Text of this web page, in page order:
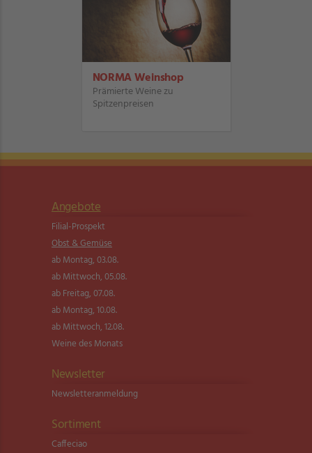
NORMA Weinshop
Prämierte Weine zu
Spitzenpreisen
Angebote
Filial-Prospekt
Obst & Gemüse
ab Montag, 03.08.
ab Mittwoch, 05.08.
ab Freitag, 07.08.
ab Montag, 10.08.
ab Mittwoch, 12.08.
Weine des Monats
Newsletter
Newsletter­anmeldung
Sortiment
Caffeciao